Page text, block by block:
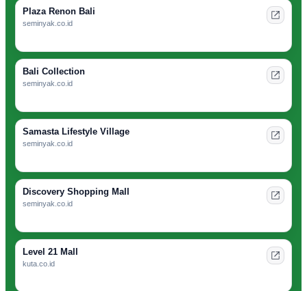
Plaza Renon Bali
seminyak.co.id
Bali Collection
seminyak.co.id
Samasta Lifestyle Village
seminyak.co.id
Discovery Shopping Mall
seminyak.co.id
Level 21 Mall
kuta.co.id